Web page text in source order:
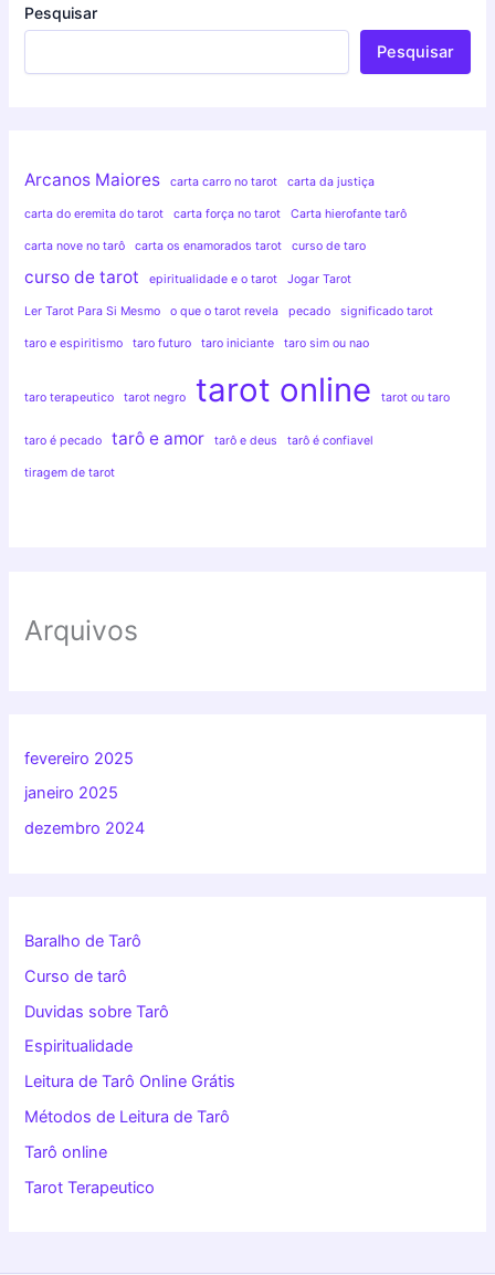
Pesquisar
Pesquisar
Arcanos Maiores carta carro no tarot carta da justiça
carta do eremita do tarot carta força no tarot Carta hierofante tarô
carta nove no tarô carta os enamorados tarot curso de taro
curso de tarot epiritualidade e o tarot Jogar Tarot
Ler Tarot Para Si Mesmo o que o tarot revela pecado significado tarot
taro e espiritismo taro futuro taro iniciante taro sim ou nao
taro terapeutico tarot negro tarot online tarot ou taro
taro é pecado tarô e amor tarô e deus tarô é confiavel
tiragem de tarot
Arquivos
fevereiro 2025
janeiro 2025
dezembro 2024
Baralho de Tarô
Curso de tarô
Duvidas sobre Tarô
Espiritualidade
Leitura de Tarô Online Grátis
Métodos de Leitura de Tarô
Tarô online
Tarot Terapeutico